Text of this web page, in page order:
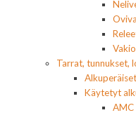
Tarrat, tunnukset,
Käytetyt